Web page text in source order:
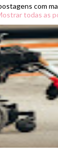
com
todas as